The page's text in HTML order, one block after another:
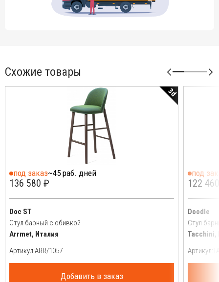
Схожие товары
3d
под заказ~45 раб. дней
136 580 ₽
Doc ST
Стул барный с обивкой
Arrmet, Италия
Артикул:
Добавить в заказ
под
122
Doodle
Стул
Tacchini,
Артикул: